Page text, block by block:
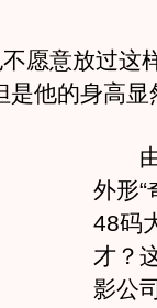
意放过这
是他的身高显
由
外形“
48码
才？
影公